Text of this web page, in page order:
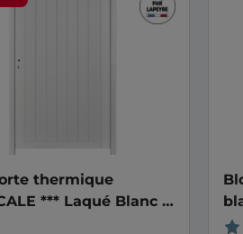
thermique
*** Laqué Blanc -